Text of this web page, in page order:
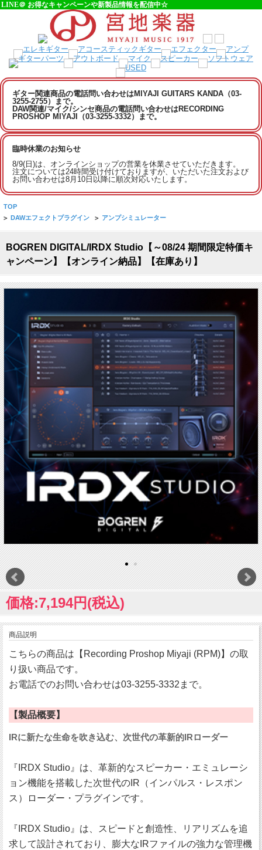
LINE＠ お得なキャンペーンや新製品情報を配信中☆
ギター関連商品の電話問い合わせはMIYAJI GUITARS KANDA（03-
3255-2755）まで。
DAW関連/マイク/シンセ商品の電話問い合わせはRECORDING
PROSHOP MIYAJI（03-3255-3332）まで。
臨時休業のお知らせ
8/9(日)は、オンラインショップの営業を休業させていただきます。
注文については24時間受け付けておりますが、いただいた注文および
お問い合わせは8月10日以降に順次対応いたします。
TOP
> DAWエフェクトプラグイン > アンプシミュレーター
BOGREN DIGITAL/IRDX Studio【～08/24 期間限定特価キ
ャンペーン】【オンライン納品】【在庫あり】
価格:7,194円(税込)
商品説明
こちらの商品は【Recording Proshop Miyaji (RPM)】の取
り扱い商品です。
お電話でのお問い合わせは03-3255-3332まで。
【製品概要】
IRに新たな生命を吹き込む、次世代の革新的IRローダー
『IRDX Studio』は、革新的なスピーカー・エミュレーシ
ョン機能を搭載した次世代のIR（インパルス・レスポン
ス）ローダー・プラグインです。
『IRDX Studio』は、スピードと創造性、リアリズムを追
求して設計されており、膨大なIRファイルの強力な管理機